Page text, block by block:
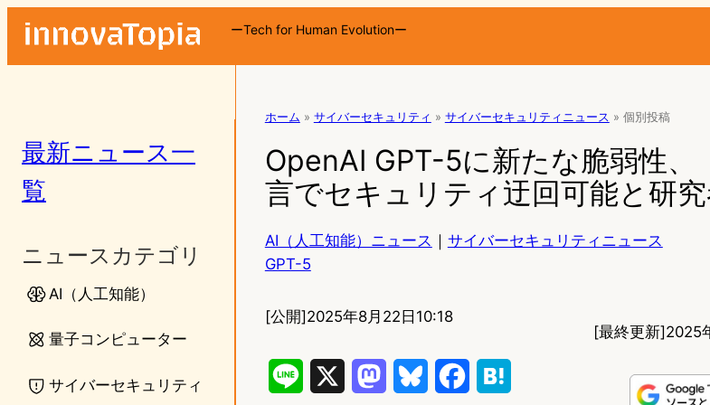
ーTech for Human Evolutionー
最新ニュース一
覧
ニュースカテゴリ
AI（人工知能）
量子コンピューター
サイバーセキュリティ
ホーム » サイバーセキュリティ » サイバーセキュリティニュース » 個別投稿
OpenAI GPT-5に新たな脆弱性、
言でセキュリティ迂回可能と研
AI（人工知能）ニュース ｜ サイバーセキュリティニュース
GPT-5
[公開]2025年8月22日10:18
[最終更新]2025